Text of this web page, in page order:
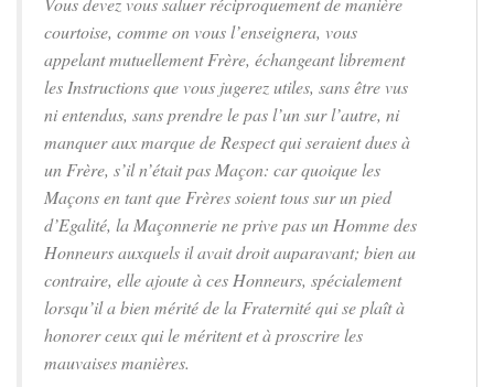
courtoise, comme on vous l’enseignera, vous
appelant mutuellement Frère, échangeant librement
les Instructions que vous jugerez utiles, sans être vus
ni entendus, sans prendre le pas l’un sur l’autre, ni
manquer aux marque de Respect qui seraient dues à
un Frère, s’il n’était pas Maçon: car quoique les
Maçons en tant que Frères soient tous sur un pied
d’Egalité, la Maçonnerie ne prive pas un Homme des
Honneurs auxquels il avait droit auparavant; bien au
contraire, elle ajoute à ces Honneurs, spécialement
lorsqu’il a bien mérité de la Fraternité qui se plaît à
honorer ceux qui le méritent et à proscrire les
mauvaises manières.